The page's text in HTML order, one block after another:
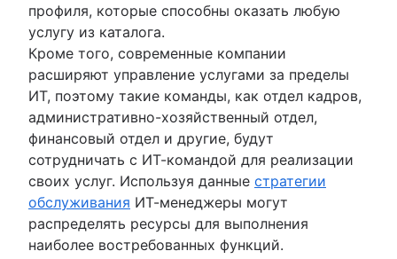
профиля, которые способны оказать любую
услугу из каталога.
Кроме того, современные компании
расширяют управление услугами за пределы
ИТ, поэтому такие команды, как отдел кадров,
административно-хозяйственный отдел,
финансовый отдел и другие, будут
сотрудничать с ИТ-командой для реализации
своих услуг. Используя данные стратегии
обслуживания ИТ-менеджеры могут
распределять ресурсы для выполнения
наиболее востребованных функций.